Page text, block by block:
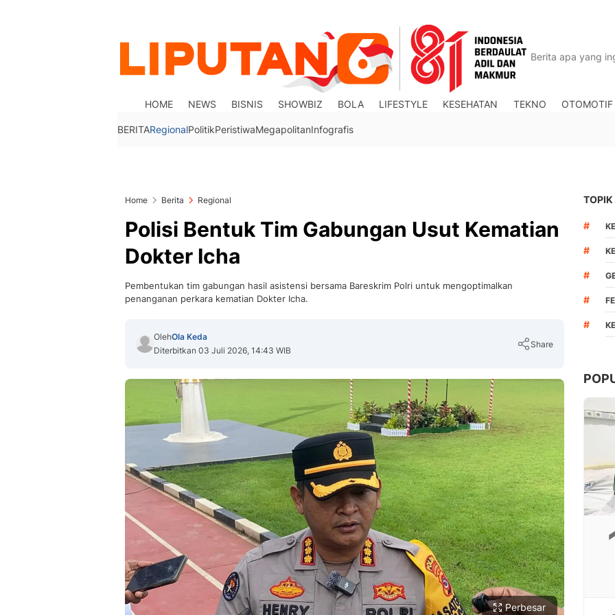
HOME NEWS BISNIS SHOWBIZ BOLA LIFESTYLE KESEHATAN TEKNO OTOMOTIF
BERITARegionalPolitikPeristiwaMegapolitanInfografis
Home Berita Regional
Polisi Bentuk Tim Gabungan Usut Kematian
Dokter Icha
Pembentukan tim gabungan hasil asistensi bersama Bareskrim Polri untuk mengoptimalkan
penanganan perkara kematian Dokter Icha.
OlehOla Keda
Diterbitkan 03 Juli 2026, 14:43 WIB
Share
Copy Link
Perbesar
TOPIK
#
#
#
#
#